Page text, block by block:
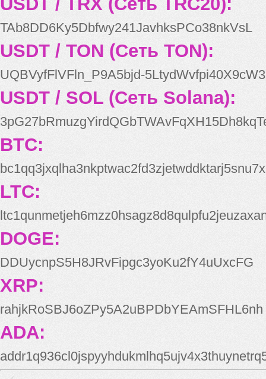
TAb8DD6Ky5Dbfwy241JavhksPCo38nkVsL
USDT / TON (Сеть TON):
UQBVyfFlVFln_P9A5bjd-
USDT / SOL (Сеть Solana):
BTC:
bc1qq3jxqlha3nkptwac2fd3zjetwddktarj5snu7x
LTC:
DOGE:
DDUycnpS5H8JRvFipgc3yoKu2fY4uUxcFG
XRP:
rahjkRoSBJ6oZPy5A2uBPDbYEAmSFHL6nh
ADA: